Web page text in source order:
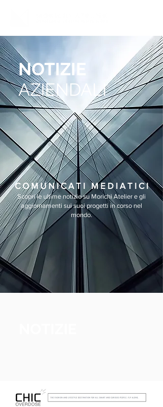
NOTIZIE
AZIENDALI
C O M U N I C A T I M E D I A T I C I
Scopri le ultime notizie su Morichi Atelier e gli
aggiornamenti sui suoi progetti in corso nel
mondo.